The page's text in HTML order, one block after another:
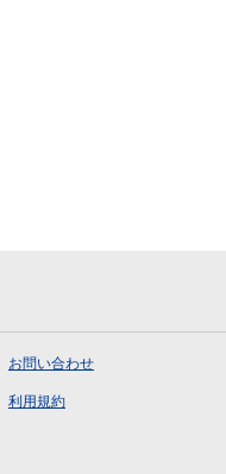
お問い合わせ
利用規約